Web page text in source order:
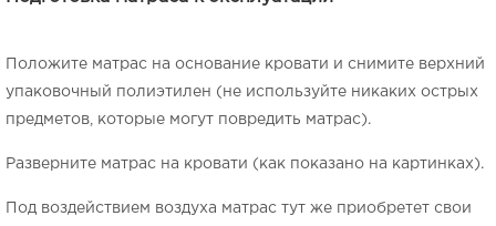
Положите матрас на основание кровати и снимите верхний
упаковочный полиэтилен (не используйте никаких острых
предметов, которые могут повредить матрас).
Разверните матрас на кровати (как показано на картинках).
Под воздействием воздуха матрас тут же приобретет свои